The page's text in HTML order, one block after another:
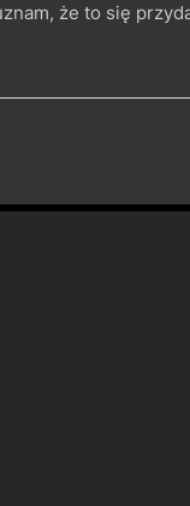
że to się